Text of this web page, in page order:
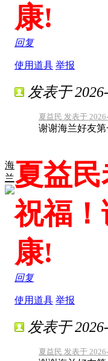
康!
回复
使用道具 举报
海
兰
发表于
夏益民 发表于
谢谢海兰好友
夏益
祝福
康!
回复
使用道具 举报
发表于
夏益民 发表于